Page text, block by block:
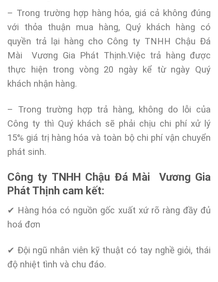
– Trong trường hợp hàng hóa, giá cả không đúng
với thỏa thuận mua hàng, Quý khách hàng có
quyền trả lại hàng cho Công ty TNHH Chậu Đá
Mài Vương Gia Phát Thịnh.Việc trả hàng được
thực hiện trong vòng 20 ngày kể từ ngày Quý
khách nhận hàng.
– Trong trường hợp trả hàng, không do lỗi của
Công ty thì Quý khách sẽ phải chịu chi phí xử lý
15% giá trị hàng hóa và toàn bộ chi phí vận chuyển
phát sinh.
Công ty TNHH Chậu Đá Mài Vương Gia
Phát Thịnh cam kết:
✔ Hàng hóa có nguồn gốc xuất xứ rõ ràng đầy đủ
hoá đơn
✔ Đội ngũ nhân viên kỹ thuật có tay nghề giỏi, thái
độ nhiệt tình và chu đáo.